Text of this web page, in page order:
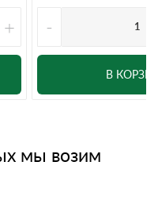
+ -
В
мы возим